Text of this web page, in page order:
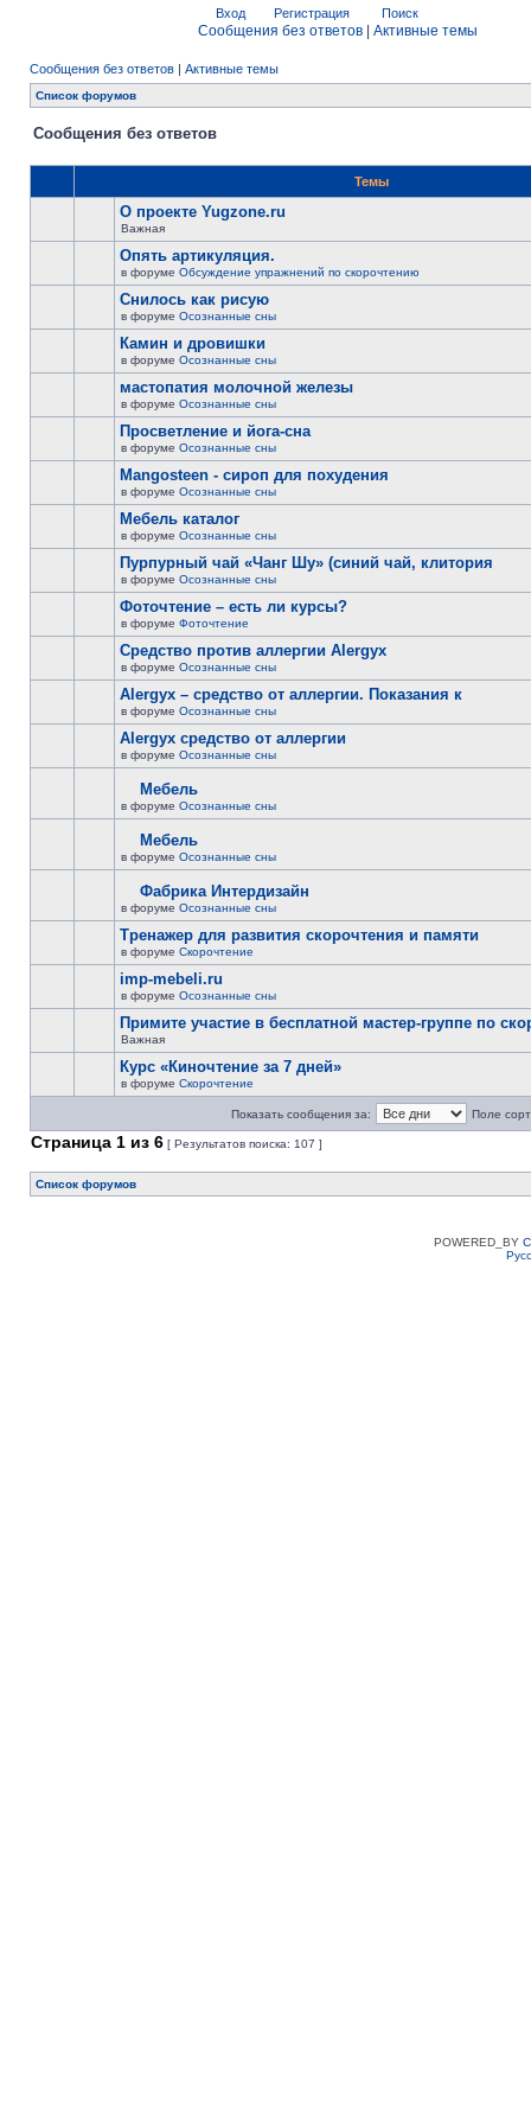
Вход Регистрация Поиск
Сообщения без ответов Активные темы
Сообщения без ответов | Активные темы
Список форумов
Сообщения без ответов
Темы
О проекте Yugzone.ru
Важная
Опять артикуляция.
в форуме Обсуждение упражнений по скорочтению
Снилось как рисую
в форуме Осознанные сны
Камин и дровишки
в форуме Осознанные сны
мастопатия молочной железы
в форуме Осознанные сны
Просветление и йога-сна
в форуме Осознанные сны
Mangosteen - сироп для похудения
в форуме Осознанные сны
Мебель каталог
в форуме Осознанные сны
Пурпурный чай «Чанг Шу» (синий чай, клитория
в форуме Осознанные сны
Фоточтение – есть ли курсы?
в форуме Фоточтение
Cредство против аллергии Alergyx
в форуме Осознанные сны
Alergyx – средство от аллергии. Показания к
в форуме Осознанные сны
Alergyx средство от аллергии
в форуме Осознанные сны
Мебель
в форуме Осознанные сны
Мебель
в форуме Осознанные сны
Фабрика Интердизайн
в форуме Осознанные сны
Тренажер для развития скорочтения и памяти
в форуме Скорочтение
imp-mebeli.ru
в форуме Осознанные сны
Примите участие в бесплатной мастер-группе по
Важная
Курс «Киночтение за 7 дней»
в форуме Скорочтение
Показать сообщения за: Поле
Страница 1 из 6 [ Результатов поиска: 107 ]
Список форумов
POWERED_BY